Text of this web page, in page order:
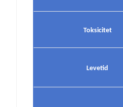
Toksicitet
Levetid